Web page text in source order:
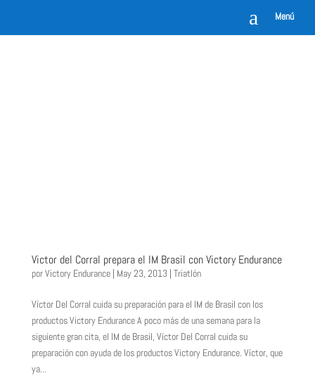
a Menú
Victor del Corral prepara el IM Brasil con Victory Endurance
porVictory Endurance| May 23, 2013| Triatlón
Víctor Del Corral cuida su preparación para el IM de Brasil con los
productos Victory Endurance A poco más de una semana para la
siguiente gran cita, el IM de Brasil, Víctor Del Corral cuida su
preparación con ayuda de los productos Victory Endurance. Víctor, que
ya...